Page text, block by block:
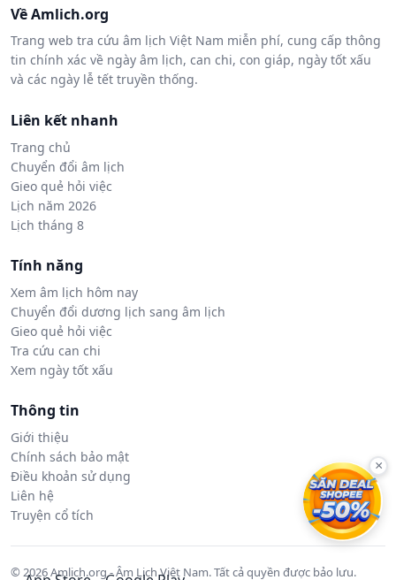
Về Amlich.org
Trang web tra cứu âm lịch Việt Nam miễn phí, cung cấp thông
tin chính xác về ngày âm lịch, can chi, con giáp, ngày tốt xấu
và các ngày lễ tết truyền thống.
Liên kết nhanh
Trang chủ
Chuyển đổi âm lịch
Gieo quẻ hỏi việc
Lịch năm 2026
Lịch tháng 8
Tính năng
Xem âm lịch hôm nay
Chuyển đổi dương lịch sang âm lịch
Gieo quẻ hỏi việc
Tra cứu can chi
Xem ngày tốt xấu
Thông tin
Giới thiệu
Chính sách bảo mật
Điều khoản sử dụng
Liên hệ
Truyện cổ tích
© 2026 Amlich.org - Âm Lịch Việt Nam. Tất cả quyền được bảo lưu.
×